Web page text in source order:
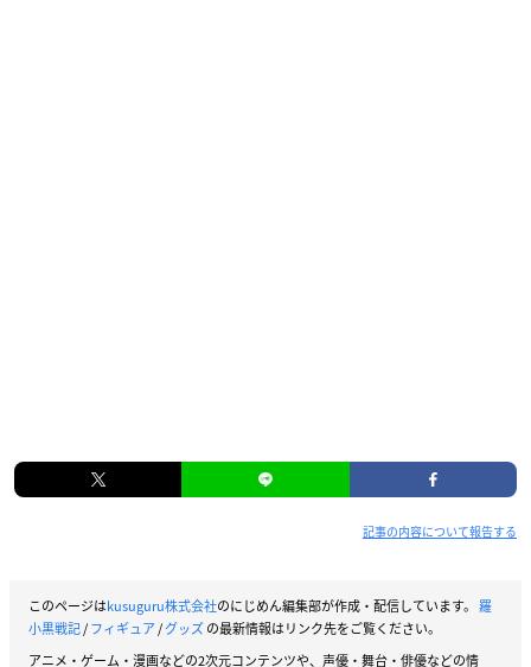
記事の内容について報告する
このページはkusuguru株式会社のにじめん編集部が作成・配信しています。 羅
小黒戦記/フィギュア/グッズの最新情報はリンク先をご覧ください。
アニメ・ゲーム・漫画などの2次元コンテンツや、声優・舞台・俳優などの情